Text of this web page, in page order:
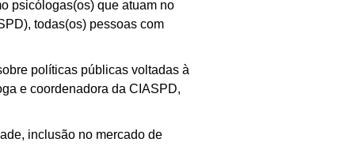
psicólogas(os) que atuam no
todas(os) pessoas com
políticas públicas voltadas à
e coordenadora da CIASPD,
inclusão no mercado de